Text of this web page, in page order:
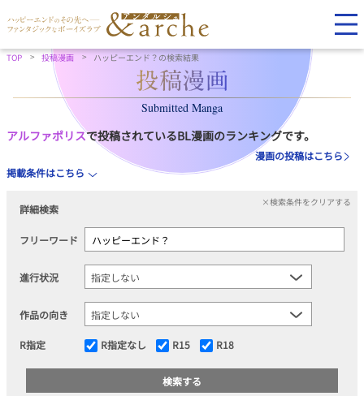
TOP 投稿漫画 ハッピーエンド？の検索結果
Submitted Manga
アルファポリスで投稿されているBL漫画のランキングです。
漫画の投稿はこちら
掲載条件はこちら
詳細検索
×検索条件をクリアする
フリーワード
進行状況
作品の向き
R指定 R指定なし R15 R18